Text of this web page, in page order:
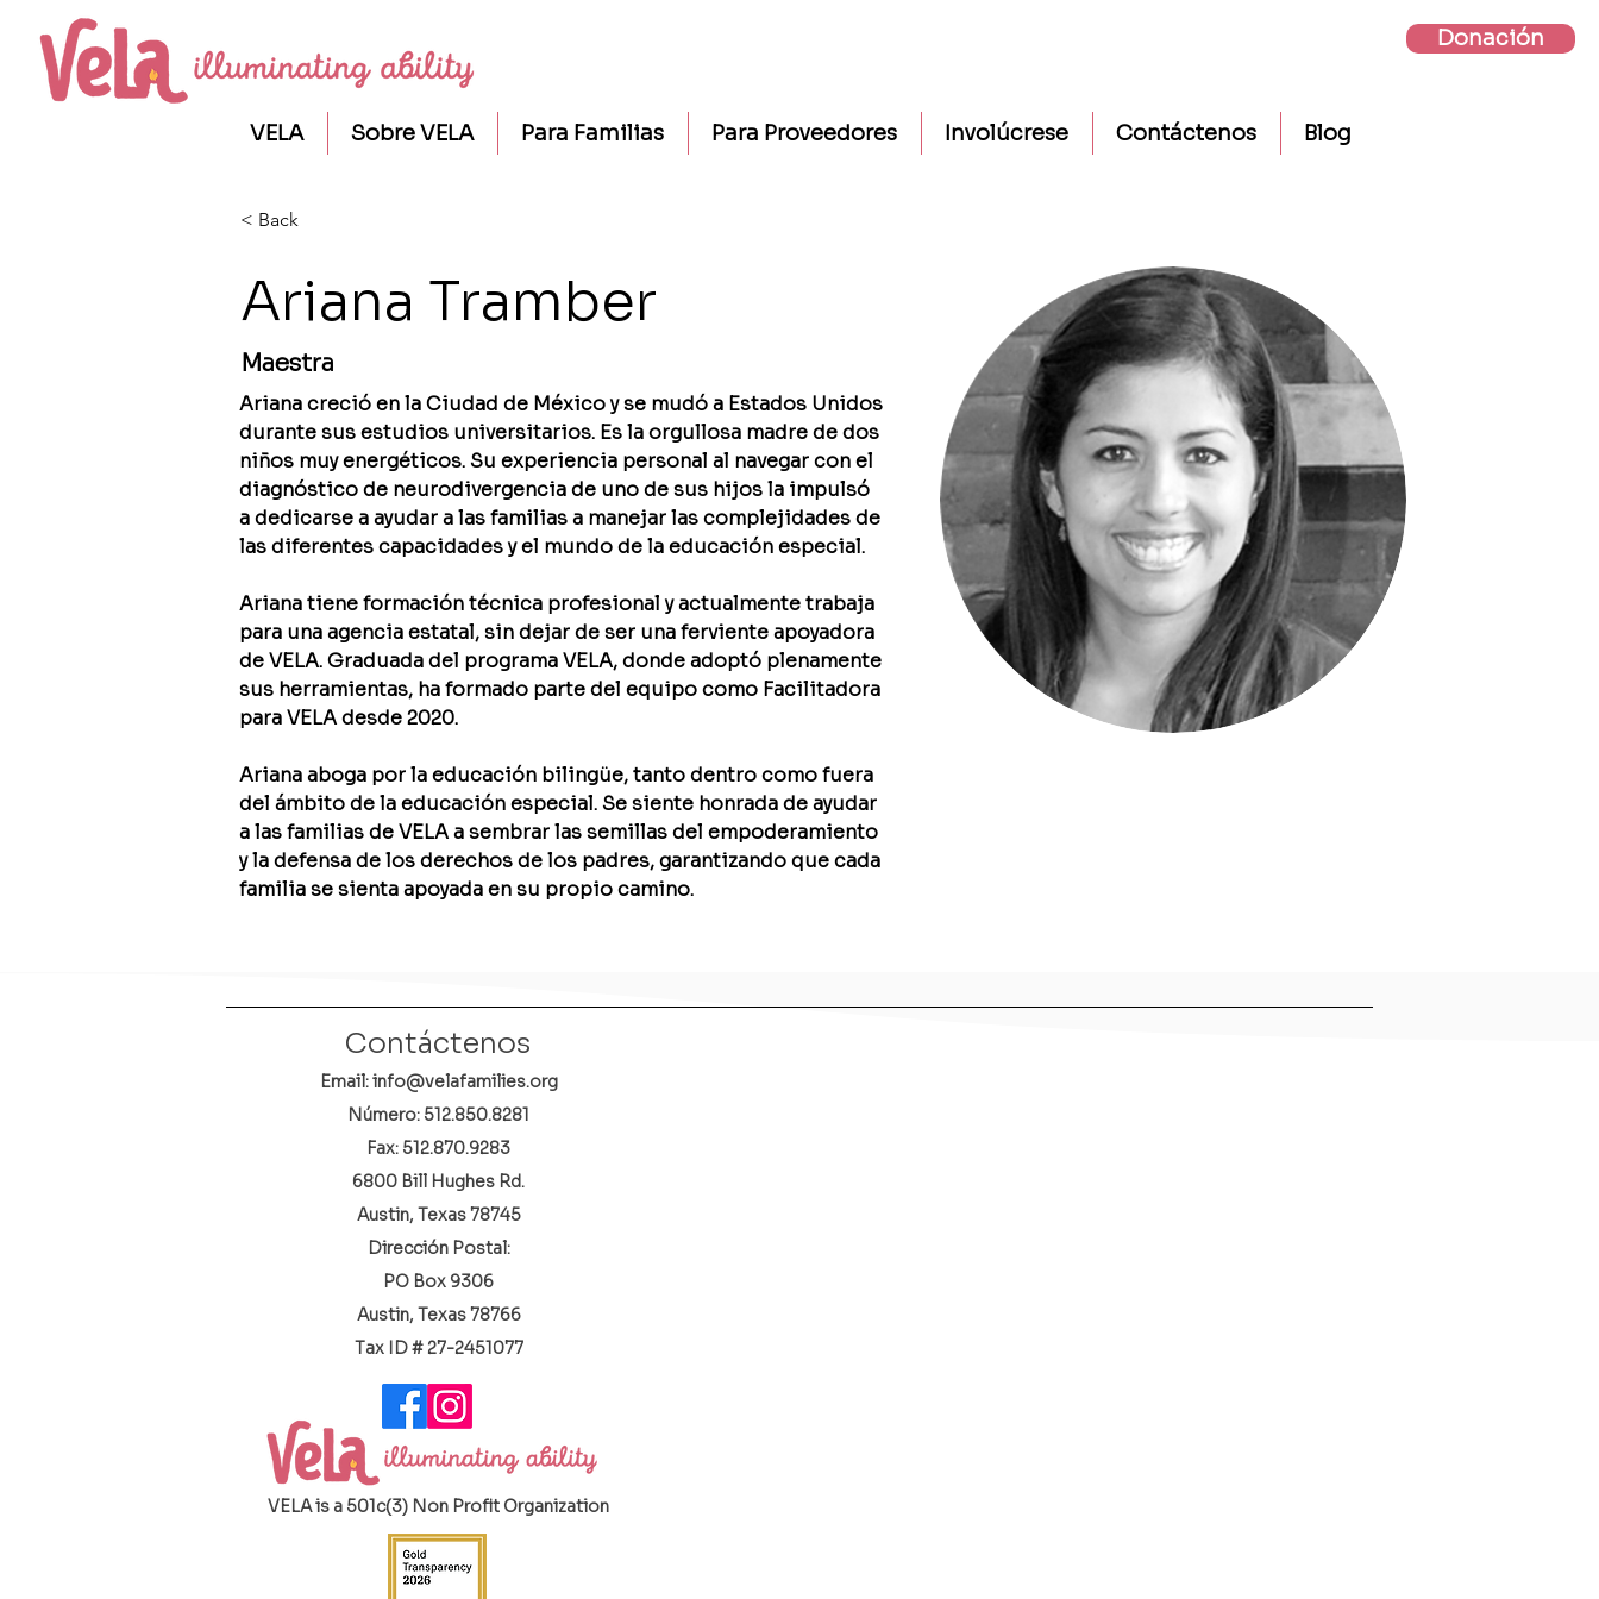
Donación
VELA Sobre VELA Para Familias Para Proveedores Involúcrese Contáctenos Blog
< Back
Ariana Tramber
Maestra
Ariana creció en la Ciudad de México y se mudó a Estados Unidos
durante sus estudios universitarios. Es la orgullosa madre de dos
niños muy energéticos. Su experiencia personal al navegar con el
diagnóstico de neurodivergencia de uno de sus hijos la impulsó
a dedicarse a ayudar a las familias a manejar las complejidades de
las diferentes capacidades y el mundo de la educación especial.
Ariana tiene formación técnica profesional y actualmente trabaja
para una agencia estatal, sin dejar de ser una ferviente apoyadora
de VELA. Graduada del programa VELA, donde adoptó plenamente
sus herramientas, ha formado parte del equipo como Facilitadora
para VELA desde 2020.
Ariana aboga por la educación bilingüe, tanto dentro como fuera
del ámbito de la educación especial. Se siente honrada de ayudar
a las familias de VELA a sembrar las semillas del empoderamiento
y la defensa de los derechos de los padres, garantizando que cada
familia se sienta apoyada en su propio camino.
Contáctenos
Email: info@velafamilies.org
Número: 512.850.8281
Fax: 512.870.9283
6800 Bill Hughes Rd.
Austin, Texas 78745
Dirección Postal:
PO Box 9306
Austin, Texas 78766
​Tax ID # 27-2451077
VELA is a 501c(3) Non Profit Organization